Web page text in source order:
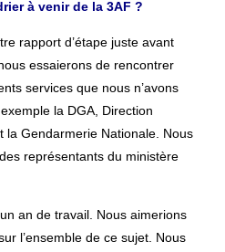
à venir de la 3AF ?
rapport d’étape juste avant
essaierons de rencontrer
services que nous n’avons
la DGA, Direction
la Gendarmerie Nationale. Nous
représentants du ministère
an de travail. Nous aimerions
l’ensemble de ce sujet. Nous